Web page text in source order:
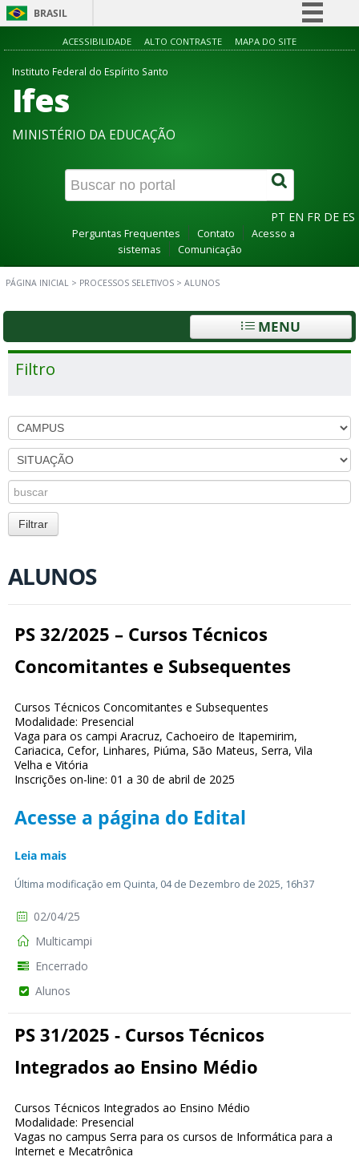
BRASIL
Simplifique!
Canais
ACESSIBILIDADE ALTO CONTRASTE MAPA DO SITE
Instituto Federal do Espírito Santo
Ifes
MINISTÉRIO DA EDUCAÇÃO
PT EN FR DE ES
Perguntas Frequentes Contato
Acesso a
sistemas
Comunicação
PÁGINA INICIAL > PROCESSOS SELETIVOS > ALUNOS
MENU
Filtro
ALUNOS
PS 32/2025 – Cursos Técnicos
Concomitantes e Subsequentes
Cursos Técnicos Concomitantes e Subsequentes
Modalidade: Presencial
Vaga para os campi Aracruz, Cachoeiro de Itapemirim,
Cariacica, Cefor, Linhares, Piúma, São Mateus, Serra, Vila
Velha e Vitória
Inscrições on-line: 01 a 30 de abril de 2025
Acesse a página do Edital
Leia mais
Última modificação em Quinta, 04 de Dezembro de 2025, 16h37
02/04/25
Multicampi
Encerrado
Alunos
PS 31/2025 - Cursos Técnicos
Integrados ao Ensino Médio
Cursos Técnicos Integrados ao Ensino Médio
Modalidade: Presencial
Vagas no campus Serra para os cursos de Informática para a
Internet e Mecatrônica